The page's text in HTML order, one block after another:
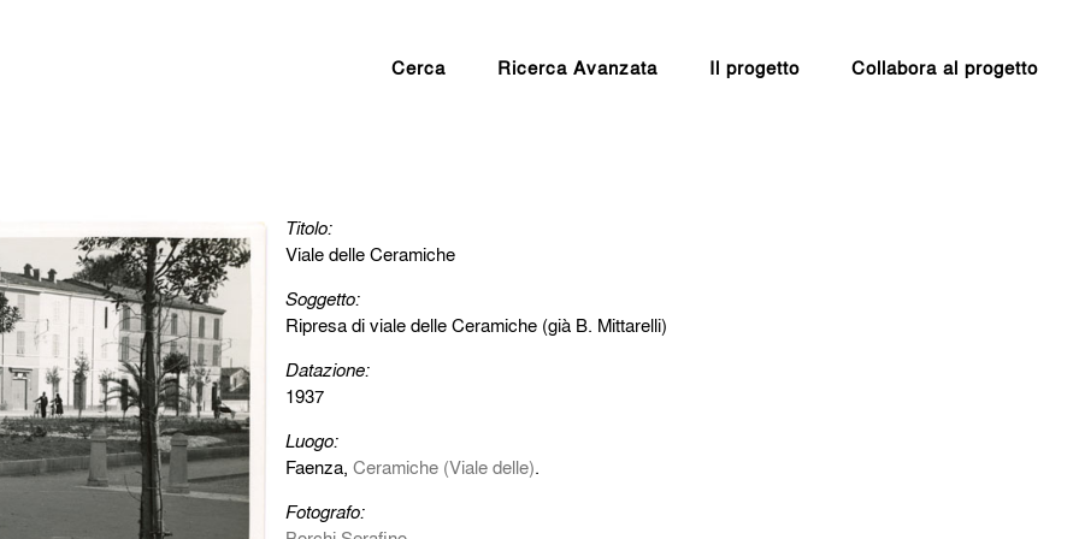
Cerca Ricerca Avanzata Il progetto Collabora al progetto
Titolo:
Viale delle Ceramiche
Soggetto:
Ripresa di viale delle Ceramiche (già B. Mittarelli)
Datazione:
1937
Luogo:
Faenza, Ceramiche (Viale delle).
Fotografo: